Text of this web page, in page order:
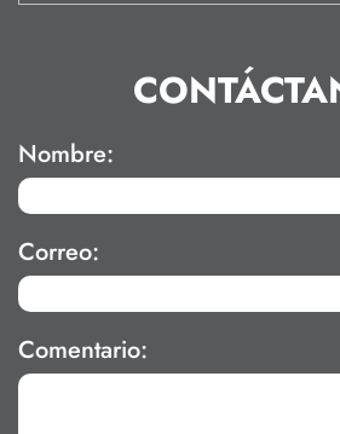
Nombre:
Correo:
Comentario: